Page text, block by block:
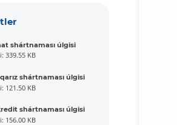
shártnaması úlgisi
339.55 KB
shártnaması úlgisi
121.50 KB
shártnaması úlgisi
156.00 KB